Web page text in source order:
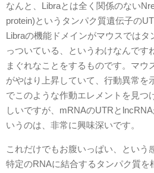
なんと、Libraとは全く関係のない
protein)というタンパク質遺伝子の
Libraの機能ドメインがマウスではタ
っついている、というわけなんです
まぐれなことをするものです。マウ
がやはり上昇していて、行動異常を
でこのような作動エレメントを見つ
しいですが、mRNAのUTRと
いうのは、非常に興味深いです。
これだけでもお腹いっぱい、という
特定のRNAに結合するタンパク質を